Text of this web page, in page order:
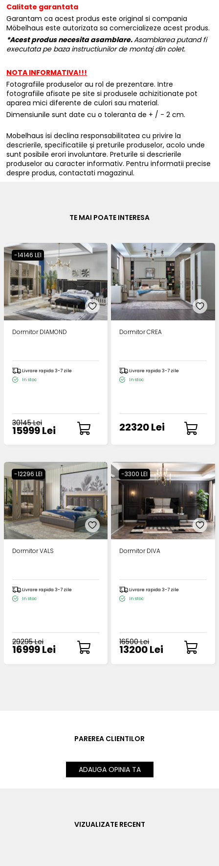
Calitate garantata
Garantam ca acest produs este original si compania
Möbelhaus este autorizata sa comercializeze acest produs.
*Acest produs necesita asamblare.Asamblarea putand fi
executata pe baza instructiunilor de montaj din colet.
NOTA INFORMATIVA!!!
Fotografiile produselor au rol de prezentare. Intre
fotografiile afisate pe site si produsele achizitionate pot
aparea mici diferente de culori sau material.
Dimensiunile sunt date cu o toleranta de + / - 2 cm.
Mobelhaus isi declina responsabilitatea cu privire la
descrierile, specificatiile și preturile produselor, acolo unde
sunt posibile erori involuntare. Preturile si descrierile
produselor au caracter informativ. Pentru informatii precise
despre produs, contactati magazinul.
TE MAI POATE INTERESA
-14146 LEI
Dormitor DIAMOND
Livrare rapida 3-7 zile
In stoc
30145 Lei
15999 Lei
Dormitor CREA
Livrare rapida 3-7 zile
In stoc
22320 Lei
-12296 LEI
Dormitor VALS
Livrare rapida 3-7 zile
In stoc
29295 Lei
16999 Lei
-3300 LEI
Dormitor DIVA
Livrare rapida 3-7 zile
In stoc
16500 Lei
13200 Lei
PAREREA CLIENTILOR
ADAUGA OPINIA TA
VIZUALIZATE RECENT